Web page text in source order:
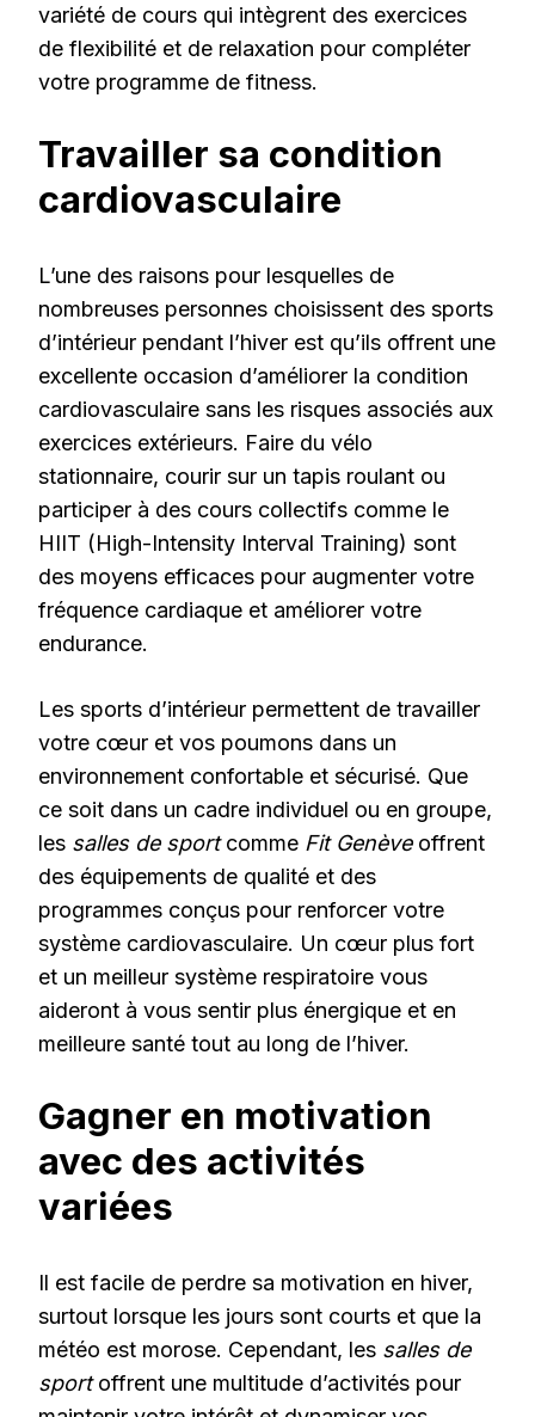
variété de cours qui intègrent des exercices
de flexibilité et de relaxation pour compléter
votre programme de fitness.
Travailler sa condition
cardiovasculaire
L’une des raisons pour lesquelles de
nombreuses personnes choisissent des sports
d’intérieur pendant l’hiver est qu’ils offrent une
excellente occasion d’améliorer la condition
cardiovasculaire sans les risques associés aux
exercices extérieurs. Faire du vélo
stationnaire, courir sur un tapis roulant ou
participer à des cours collectifs comme le
HIIT (High-Intensity Interval Training) sont
des moyens efficaces pour augmenter votre
fréquence cardiaque et améliorer votre
endurance.
Les sports d’intérieur permettent de travailler
votre cœur et vos poumons dans un
environnement confortable et sécurisé. Que
ce soit dans un cadre individuel ou en groupe,
les salles de sportcomme Fit Genèveoffrent
des équipements de qualité et des
programmes conçus pour renforcer votre
système cardiovasculaire. Un cœur plus fort
et un meilleur système respiratoire vous
aideront à vous sentir plus énergique et en
meilleure santé tout au long de l’hiver.
Gagner en motivation
avec des activités
variées
Il est facile de perdre sa motivation en hiver,
surtout lorsque les jours sont courts et que la
météo est morose. Cependant, les salles de
sportoffrent une multitude d’activités pour